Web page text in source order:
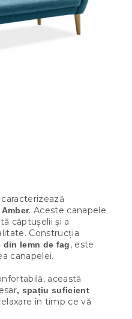
caracterizează
. Aceste canapele
căptușelii și a
Construcția
din lemn de fag, este
canapelei.
această
, spațiu suficient
în timp ce vă